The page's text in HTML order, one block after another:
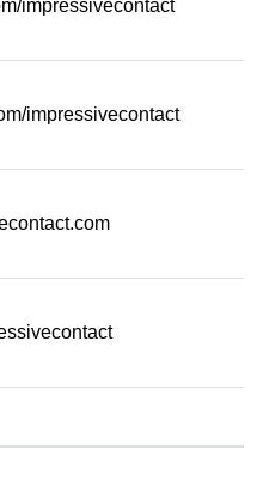
impressivecontact
impressivecontact